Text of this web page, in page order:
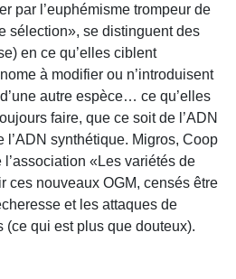
par l’euphémisme trompeur de
sélection», se distinguent des
en ce qu’elles ciblent
à modifier ou n’introduisent
autre espèce… ce qu’elles
faire, que ce soit de l’ADN
l’ADN synthétique. Migros, Coop
«Les variétés de
ces nouveaux OGM, censés être
et les attaques de
(ce qui est plus que douteux).